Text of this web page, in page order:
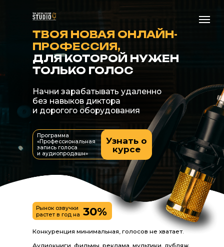
КОГДА СПРОС ОПЕРЕЖАЕТ
ПРЕДЛОЖЕНИЕ,ВХОДИТЬ
ВЫГОДНО.ЧЕРЕЗ ГОД ДРУГИЕ
РАНЬШЕ, СЕЙЧАС УЖЕ НИША
ТВОЯ НОВАЯ ОНЛАЙН-
ПРОФЕССИЯ,
ДЛЯ КОТОРОЙ НУЖЕН
ТОЛЬКО ГОЛОС
Начни зарабатывать удаленно
без навыков диктора
Узнать о
курсе
Программа
запись голоса
30%
Конкуренция минимальная, голосов не хватает.
Аудиокниги, фильмы, реклама, мультики, дубляж,
лекции, подкасты - везде нужны голоса. Новые,
Рынок озвучки
школ,